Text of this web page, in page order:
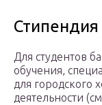
Для студентов
обучения,
для городского
деятельности